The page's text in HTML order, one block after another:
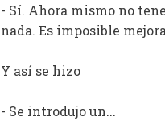
- Sí. Ahora mismo no
nada. Es imposible
Y así se hizo
- Se introdujo un...